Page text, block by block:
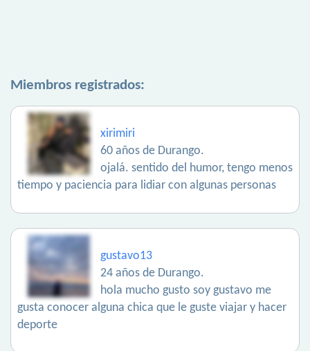
Miembros registrados:
xirimiri
60 años de Durango.
ojalá. sentido del humor, tengo menos
tiempo y paciencia para lidiar con algunas personas
gustavo13
24 años de Durango.
hola mucho gusto soy gustavo me
gusta conocer alguna chica que le guste viajar y hacer
deporte